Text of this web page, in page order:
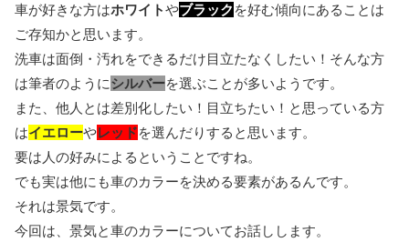
車が好きな方はホワイトやブラック を好む傾向にあることは
ご存知かと思います。
洗車は面倒・汚れをできるだけ目立たなくしたい！そんな方
は筆者のようにシルバーを選ぶことが多いようです。
また、他人とは差別化したい！目立ちたい！と思っている方
はイエローやレッドを選んだりすると思います。
要は人の好みによるということですね。
でも実は他にも車のカラーを決める要素があるんです。
それは景気です。
今回は、景気と車のカラーについてお話しします。